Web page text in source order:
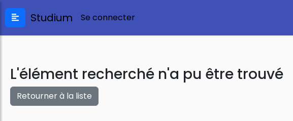
Studium Se connecter
L'élément recherché n'a pu être trouvé
Retourner à la liste